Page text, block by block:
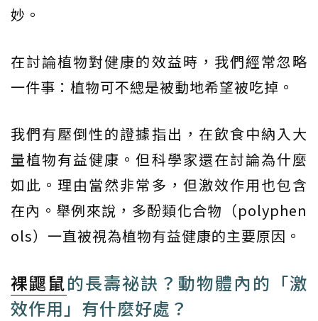
妙。
在討論植物對健康的效益時，我們經常忽略
一件事：植物可不總是被動地希望被吃掉。
我們有壓倒性的證據指出，在飲食中納入大
量植物有益健康。但科學家還在討論為什麼
如此。理由當然非常多，但激效作用也包含
在內。舉例來說，多酚類化合物（polyphen
ols）一直被視為植物有益健康的主要原因。
裸鼴鼠的長壽祕訣？動物體內的「激
效作用」有什麼好處？